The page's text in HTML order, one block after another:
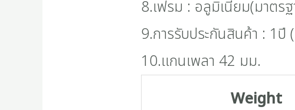
8.เฟรม : อลูมิเนียม(มาตร
9.การรับประกันสินค้า : 1ปี
10.แกนเพลา 42 มม.
Weight